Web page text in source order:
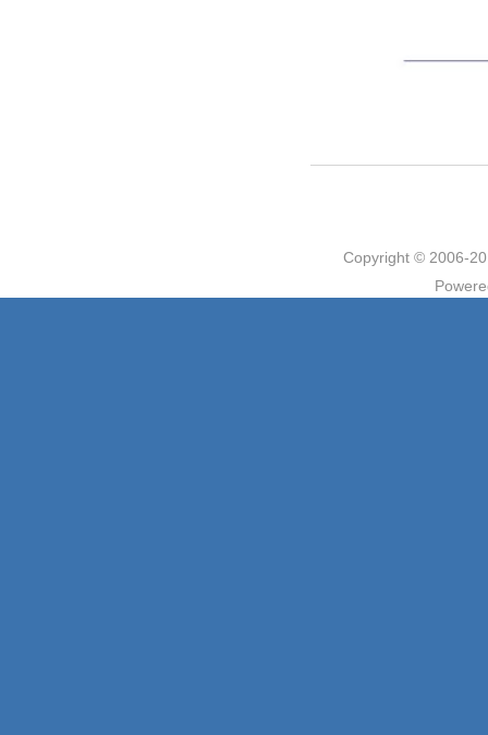
Copyright © 2006-